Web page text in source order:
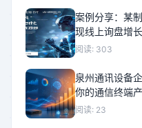
案例分享：某
现线上询盘增
阅读: 303
泉州通讯设备
你的通信终端产
阅读: 23